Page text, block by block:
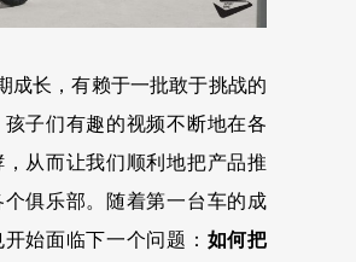
成长，有赖于一批敢于挑战的
子们有趣的视频不断地在各
从而让我们顺利地把产品推
俱乐部。随着第一台车的成
始面临下一个问题： 如何把